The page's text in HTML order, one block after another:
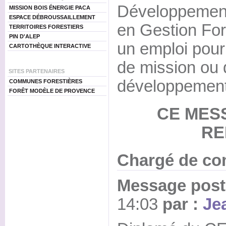
MISSION BOIS ÉNERGIE PACA
ESPACE DÉBROUSSAILLEMENT
TERRITOIRES FORESTIERS
PIN D'ALEP
CARTOTHÈQUE INTERACTIVE
SITES PARTENAIRES
COMMUNES FORESTIÈRES
FORÊT MODÈLE DE PROVENCE
en Gestion
un emploi
de mission ou
CE
Chargé de
Message
14:03 par :